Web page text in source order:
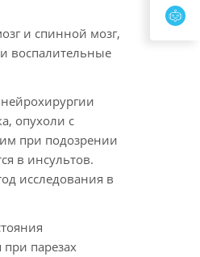
и спинной мозг,
воспалительные
опухоли с
при подозрении
в инсультов.
исследования в
парезах